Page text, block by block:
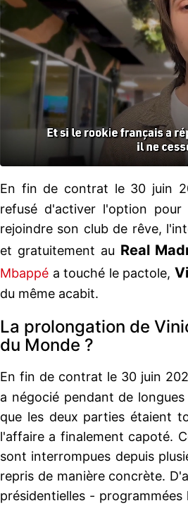
En fin de contrat le 30 juin
refusé d'activer l'option pour
rejoindre son club de rêve,
et gratuitement au Real
Mbappé a touché le pactole,
du même acabit.
La prolongation de
du Monde ?
En fin de contrat le 30 juin
a négocié pendant de
que les deux parties étaient
l'affaire a finalement capoté.
sont interrompues depuis
repris de manière concrète.
présidentielles -